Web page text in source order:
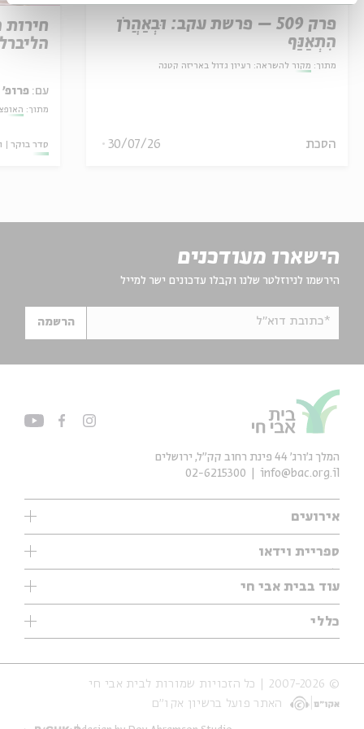
פרק 509 – פרשת עקב: וּבְאַהֲרֹן
הִתְאַנַּף
מתוך: מקור להשראה: רעיון גדול באריזה קטנה
הסכת 30/07/26
עם: פרופ'
מתוך:
סדר בוקר
הישארו מעודכנים
הירשמו לניוזלטר שלנו וקבלו עדכונים ישר למייל
*כתובת דוא"ל הרשמה
אירועים
עיון
אנגלית
נוער
סדרות
אירועי עבר
אירועים בירושלים
ספריית וידאו
ילדים
מוזיקה
עיון
מיוחדים
עוד בבית אבי חי
תערוכות
מיוחדים
כללי
אודות
הצהרת נגישות
תנאי שימוש והצהרת פרטיות
המלך ג'ורג' 44 פינת רחוב קק״ל, ירושלים
info@bac.org.il
02-6215300
© 2007-2026 | כל הזכויות שמורות לבית אבי חי
האתר פועל ברשיון אקו״ם